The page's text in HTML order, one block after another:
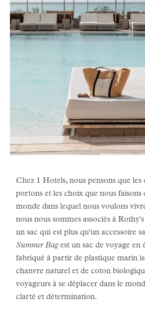
Chez 1 Hotels, nous pensons que les
portons et les choix que nous
monde dans lequel nous voulons
nous nous sommes associés à
un sac qui est plus qu'un accessoire
Summer Bagest un sac de voyage en
fabriqué à partir de plastique marin
chanvre naturel et de coton
voyageurs à se déplacer dans le
clarté et détermination.